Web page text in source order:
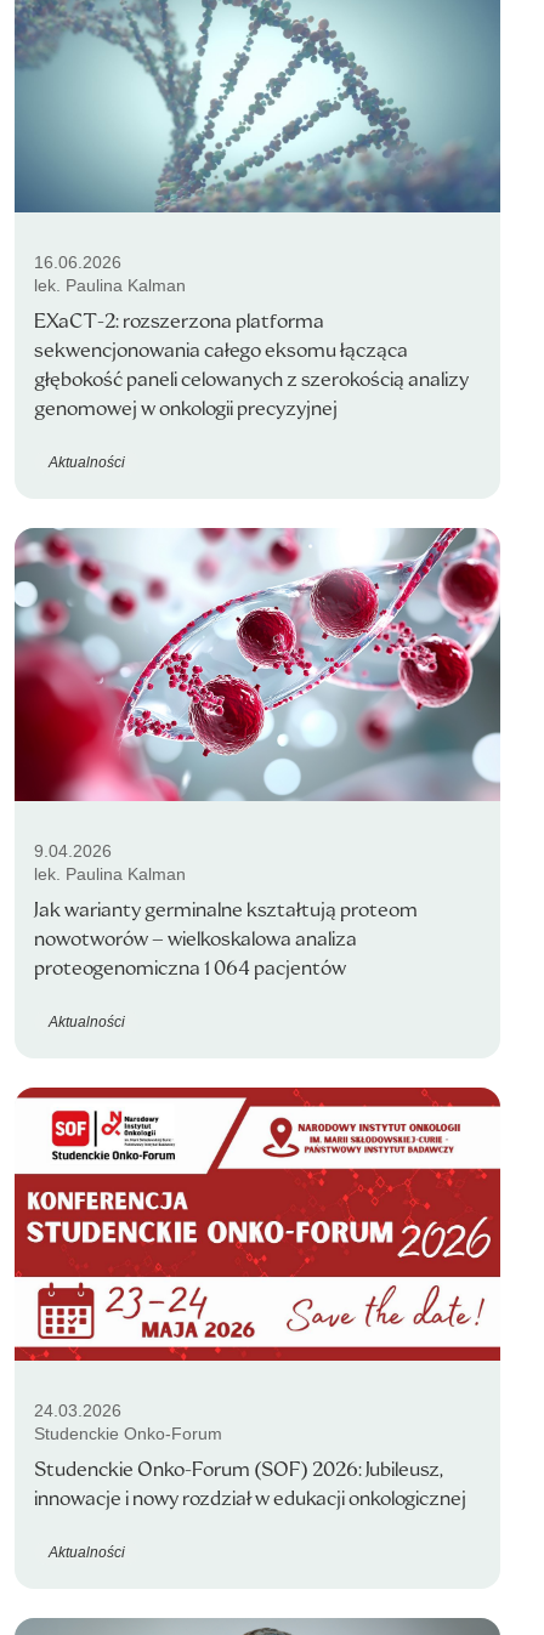
16.06.2026
lek. Paulina Kalman
EXaCT-2: rozszerzona platforma
sekwencjonowania całego eksomu łącząca
głębokość paneli celowanych z szerokością analizy
genomowej w onkologii precyzyjnej
Aktualności
9.04.2026
lek. Paulina Kalman
Jak warianty germinalne kształtują proteom
nowotworów – wielkoskalowa analiza
proteogenomiczna 1 064 pacjentów
Aktualności
24.03.2026
Studenckie Onko-Forum
Studenckie Onko-Forum (SOF) 2026: Jubileusz,
innowacje i nowy rozdział w edukacji onkologicznej
Aktualności